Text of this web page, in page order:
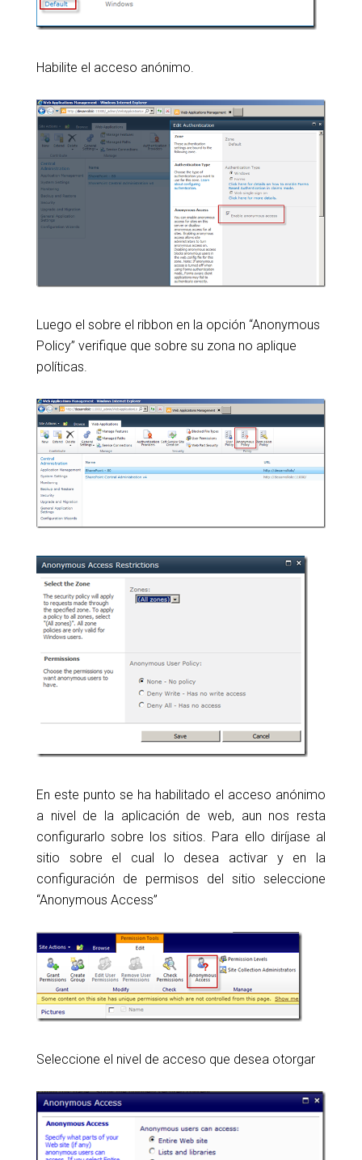
Habilite el acceso anónimo.
Luego el sobre el ribbon en la opción “Anonymous
Policy” verifique que sobre su zona no aplique
políticas.
En este punto se ha habilitado el acceso anónimo
a nivel de la aplicación de web, aun nos resta
configurarlo sobre los sitios. Para ello diríjase al
sitio sobre el cual lo desea activar y en la
configuración de permisos del sitio seleccione
“Anonymous Access”
Seleccione el nivel de acceso que desea otorgar